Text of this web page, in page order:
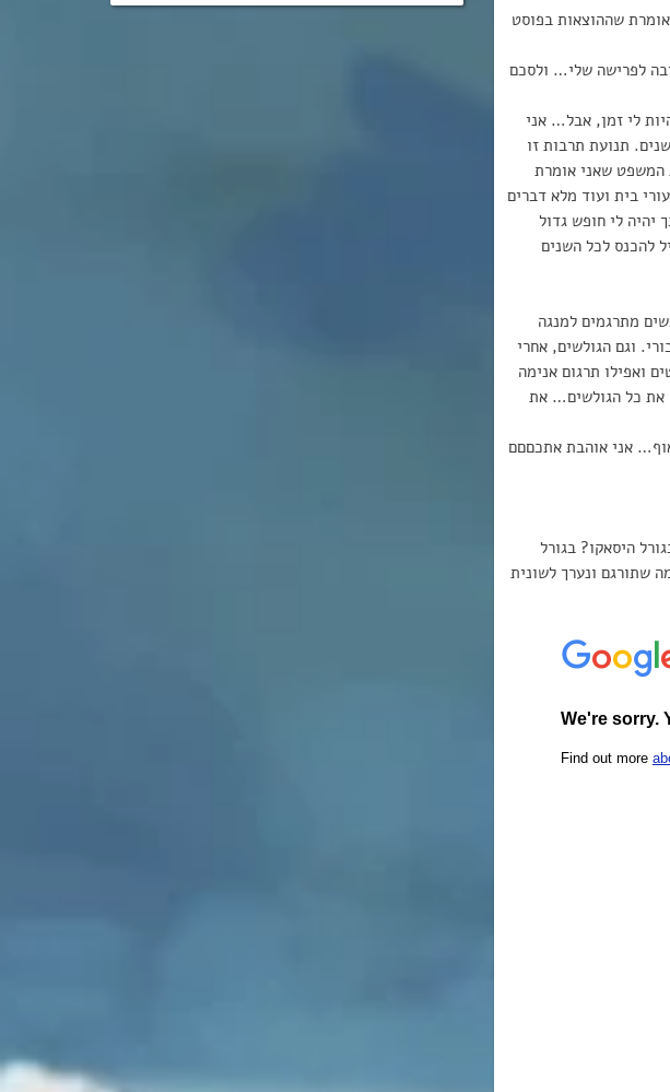
שההוצאות בפוסט
לפרישה שלי… ולסכם
לי זמן, אבל… אני
הנוער תרבות (די בטוחה שלא שמעתם על התנועה הזו כי זו תנועה די חדשה, קיימת רק 13 שנים. תנועת תרבות זו
המשפט שאני אומרת
בית ועוד מלא דברים
יהיה לי חופש גדול
להכנס לכל השנים
מתרגמים למנגה
וגם הגולשים, אחרי
ואפילו תרגום אנימה
בקריספי… את כל הגולשים… את
אני אוהבת אתכםםם
היסאקו? בגורל
מה יהיה בגורל תלמידי טוטסקי שלנו~? כל זאת ועוד.. בפרק 11 של סומה שתורגם ונערך לשונית